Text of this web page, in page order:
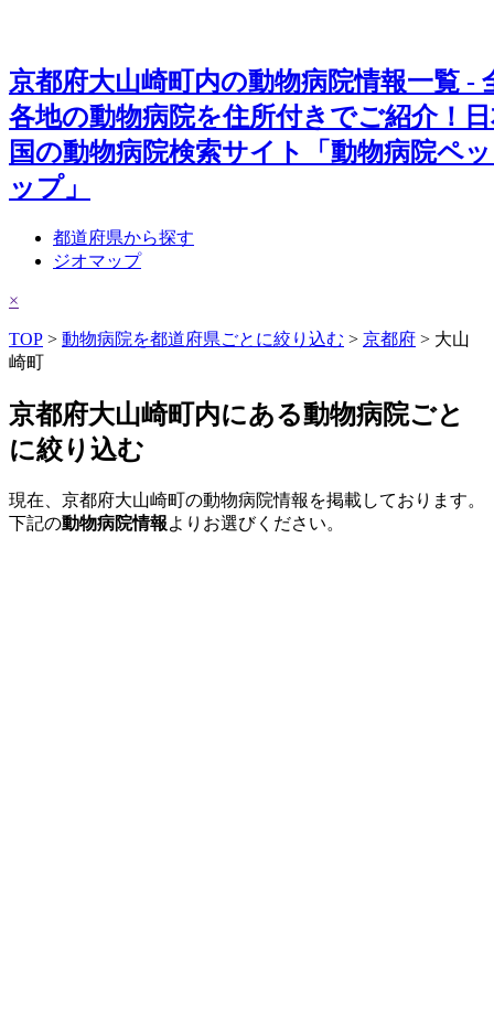
京都府大山崎町内の動物病院情報一覧 -
各地の動物病院を住所付きでご紹介！
国の動物病院検索サイト「動物病院ペ
ップ」
都道府県から探す
ジオマップ
×
TOP > 動物病院を都道府県ごとに絞り込む > 京都府 > 大山
崎町
京都府大山崎町内にある動物病院ごと
に絞り込む
現在、京都府大山崎町の動物病院情報を掲載しております。
下記の動物病院情報よりお選びください。